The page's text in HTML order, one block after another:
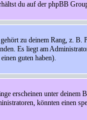
du auf der phpBB
zu deinem Rang, z.
Es liegt am
guten haben).
erscheinen unter
könnten einen